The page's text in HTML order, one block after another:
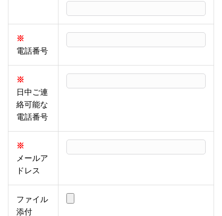
※
電話番号
※
日中ご連
絡可能な
電話番号
※
メールア
ドレス
ファイル
添付